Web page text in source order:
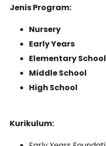
Jenis Program:
Nursery
Early Years
Elementary School
Middle School
High School
Kurikulum: